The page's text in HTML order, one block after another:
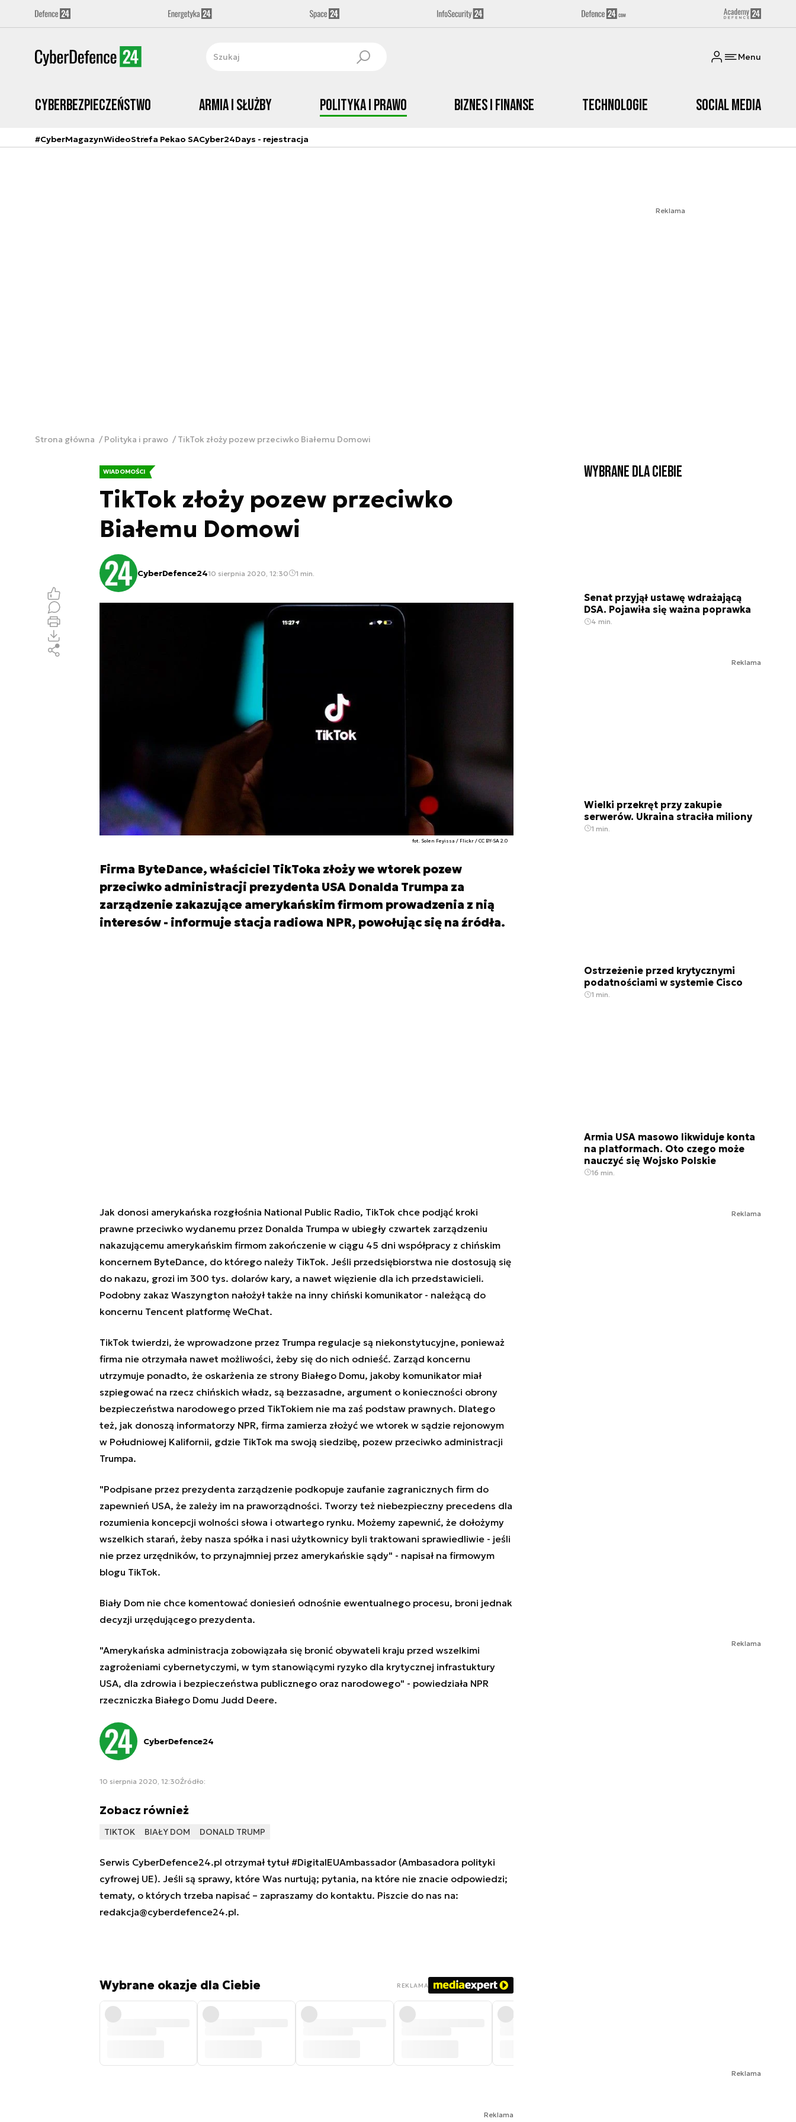
Menu
Cyberbezpieczeństwo Armia i Służby Polityka i prawo Biznes i Finanse Technologie Social media
#CyberMagazynWideoStrefa Pekao SACyber24Days - rejestracja
Reklama
Strona główna Polityka i prawo TikTok złoży pozew przeciwko Białemu Domowi
WIADOMOŚCI
TikTok złoży pozew przeciwko
Białemu Domowi
CyberDefence2410 sierpnia 2020, 12:30 1 min.
fot. Solen Feyissa / Flickr / CC BY-SA 2.0
Firma ByteDance, właściciel TikToka złoży we wtorek pozew
przeciwko administracji prezydenta USA Donalda Trumpa za
zarządzenie zakazujące amerykańskim firmom prowadzenia z nią
interesów - informuje stacja radiowa NPR, powołując się na źródła.
Jak donosi amerykańska rozgłośnia National Public Radio, TikTok chce podjąć kroki
prawne przeciwko wydanemu przez Donalda Trumpa w ubiegły czwartek zarządzeniu
nakazującemu amerykańskim firmom zakończenie w ciągu 45 dni współpracy z chińskim
koncernem ByteDance, do którego należy TikTok. Jeśli przedsiębiorstwa nie dostosują się
do nakazu, grozi im 300 tys. dolarów kary, a nawet więzienie dla ich przedstawicieli.
Podobny zakaz Waszyngton nałożył także na inny chiński komunikator - należącą do
koncernu Tencent platformę WeChat.
TikTok twierdzi, że wprowadzone przez Trumpa regulacje są niekonstytucyjne, ponieważ
firma nie otrzymała nawet możliwości, żeby się do nich odnieść. Zarząd koncernu
utrzymuje ponadto, że oskarżenia ze strony Białego Domu, jakoby komunikator miał
szpiegować na rzecz chińskich władz, są bezzasadne, argument o konieczności obrony
bezpieczeństwa narodowego przed TikTokiem nie ma zaś podstaw prawnych. Dlatego
też, jak donoszą informatorzy NPR, firma zamierza złożyć we wtorek w sądzie rejonowym
w Południowej Kalifornii, gdzie TikTok ma swoją siedzibę, pozew przeciwko administracji
Trumpa.
"Podpisane przez prezydenta zarządzenie podkopuje zaufanie zagranicznych firm do
zapewnień USA, że zależy im na praworządności. Tworzy też niebezpieczny precedens dla
rozumienia koncepcji wolności słowa i otwartego rynku. Możemy zapewnić, że dołożymy
wszelkich starań, żeby nasza spółka i nasi użytkownicy byli traktowani sprawiedliwie - jeśli
nie przez urzędników, to przynajmniej przez amerykańskie sądy" - napisał na firmowym
blogu TikTok.
Biały Dom nie chce komentować doniesień odnośnie ewentualnego procesu, broni jednak
decyzji urzędującego prezydenta.
"Amerykańska administracja zobowiązała się bronić obywateli kraju przed wszelkimi
zagrożeniami cybernetyczymi, w tym stanowiącymi ryzyko dla krytycznej infrastuktury
USA, dla zdrowia i bezpieczeństwa publicznego oraz narodowego" - powiedziała NPR
rzeczniczka Białego Domu Judd Deere.
CyberDefence24
10 sierpnia 2020, 12:30Źródło:
Zobacz również
TIKTOK BIAŁY DOM DONALD TRUMP
Serwis CyberDefence24.pl otrzymał tytuł #DigitalEUAmbassador (Ambasadora polityki
cyfrowej UE). Jeśli są sprawy, które Was nurtują; pytania, na które nie znacie odpowiedzi;
tematy, o których trzeba napisać – zapraszamy do kontaktu. Piszcie do nas na:
redakcja@cyberdefence24.pl.
Wybrane okazje dla Ciebie REKLAMA
Reklama
Wybrane dla Ciebie
Senat przyjął ustawę wdrażającą
DSA. Pojawiła się ważna poprawka
4 min.
Reklama
Wielki przekręt przy zakupie
serwerów. Ukraina straciła miliony
1 min.
Ostrzeżenie przed krytycznymi
podatnościami w systemie Cisco
1 min.
Armia USA masowo likwiduje konta
na platformach. Oto czego może
nauczyć się Wojsko Polskie
16 min.
Reklama
Reklama
Reklama